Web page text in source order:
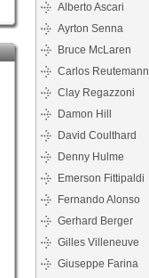
Alberto Ascari
Ayrton Senna
Bruce McLaren
Carlos Reutemann
Clay Regazzoni
Damon Hill
David Coulthard
Denny Hulme
Emerson Fittipaldi
Fernando Alonso
Gerhard Berger
Gilles Villeneuve
Giuseppe Farina